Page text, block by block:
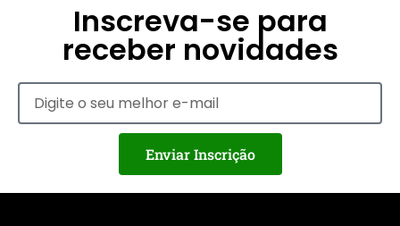
Inscreva-se para
receber novidades
Enviar Inscrição